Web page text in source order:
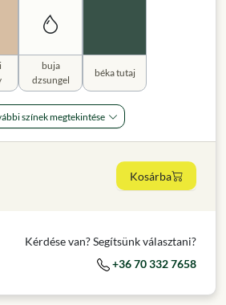
buja
dzsungel
béka tutaj
színek megtekintése
Kosárba
Kérdése van? Segítsünk választani?
+36 70 332 7658